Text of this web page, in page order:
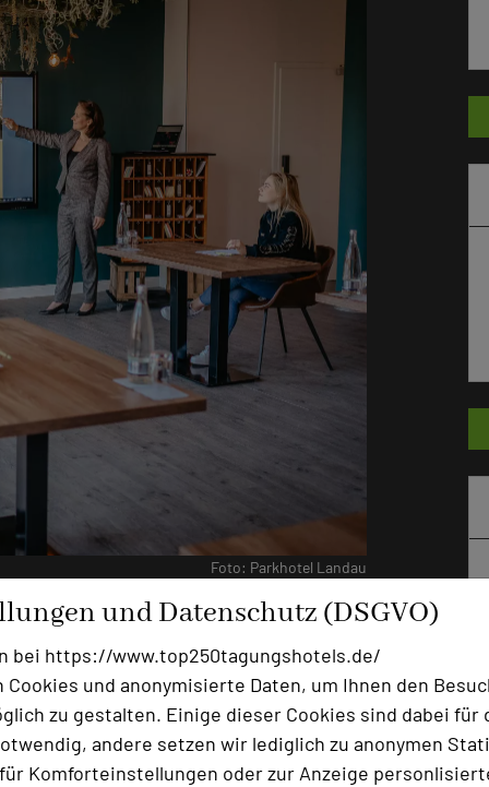
und Datenschutz (DSGVO)
bei https://www.top250tagungshotels.de/
und anonymisierte Daten, um Ihnen den
zu gestalten. Einige dieser Cookies sind dabei für
andere setzen wir lediglich zu anonymen
Komforteinstellungen oder zur Anzeige
Foto: Parkhotel Landau
Es können nicht alle Teilnehmer
digitales Board, dass dies und viel mehr
es. 86 Zoll, Logitech Kamera, Soundbar,
vieles mehr. Intuitive Handhabung